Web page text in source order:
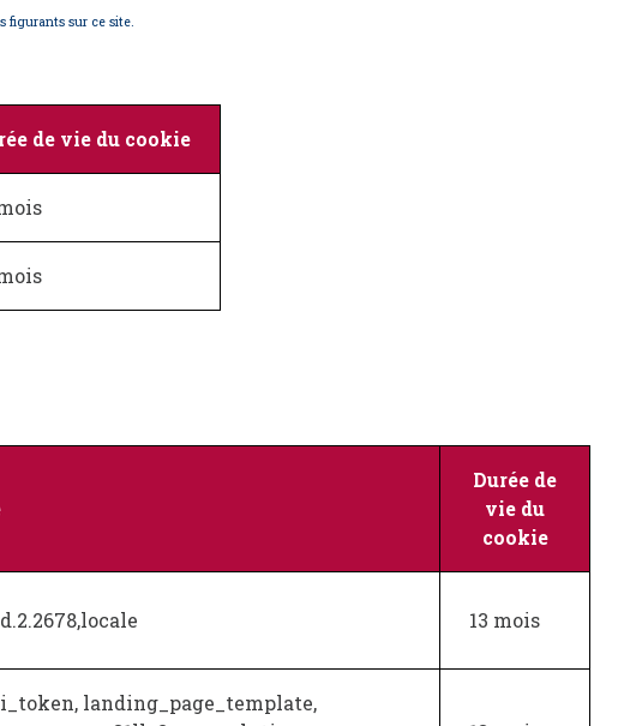
figurants sur ce site.
de vie du cookie
Durée de
vie du
cookie
13 mois
landing_page_template,